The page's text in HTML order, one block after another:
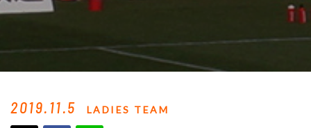
2019.11.5 LADIES TEAM